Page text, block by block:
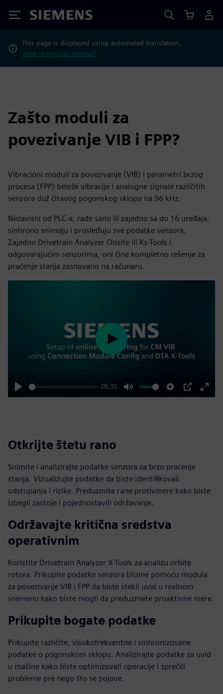
Siemens
This page is displayed using automated translation.
View in English instead?
Zašto moduli za
povezivanje VIB i FPP?
Vibracioni moduli za povezivanje (VIB) i parametri brzog
procesa (FPP) beleže vibracije i analogne signale različitih
senzora duž čitavog pogonskog sklopa na 96 kHz.
Nezavisni od PLC-a, rade sami ili zajedno sa do 16 uređaja,
sinhrono snimaju i prosleđuju sve podatke senzora.
Zajedno Drivetrain Analyzer Onsite ili Ks-Tools i
odgovarajućim senzorima, oni čine kompletno rešenje za
praćenje stanja zasnovano na računaru.
Play
05:35
Mute Settings
PIP
Enter
Play
Otkrijte štetu rano
Snimite i analizirajte podatke senzora za brzo praćenje
stanja. Vizualizujte podatke da biste identifikovali
odstupanja i rizike. Preduzmite rane protivmere kako biste
izbegli zastoje i pojednostavili održavanje.
Održavajte kritična sredstva
operativnim
Koristite Drivetrain Analyzer X-Tools za analizu orbite
rotora. Prikupite podatke senzora blizine pomoću modula
za povezivanje VIB i FPP da biste stekli uvid u realnom
vremenu kako biste mogli da preduzmete proaktivne mere.
Prikupite bogate podatke
Prikupite različite, visokofrekventne i sinhronizovane
podatke o pogonskom sklopu. Analizirajte podatke za uvid
u mašine kako biste optimizovali operacije i sprečili
probleme pre nego što se pojave.